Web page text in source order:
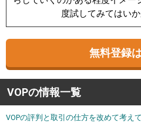
度試してみてはいか
無料登録
VOPの情報一覧
VOPの評判と取引の仕方を改めて考え